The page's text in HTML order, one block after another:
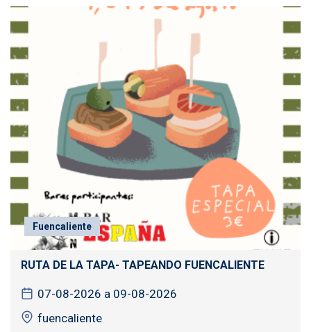
Fuencaliente
RUTA DE LA TAPA- TAPEANDO FUENCALIENTE
07-08-2026 a 09-08-2026
fuencaliente